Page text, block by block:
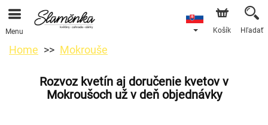
Menu Košík Hľadať
Home Mokrouše
Rozvoz kvetín aj doručenie kvetov v
Mokroušoch už v deň objednávky